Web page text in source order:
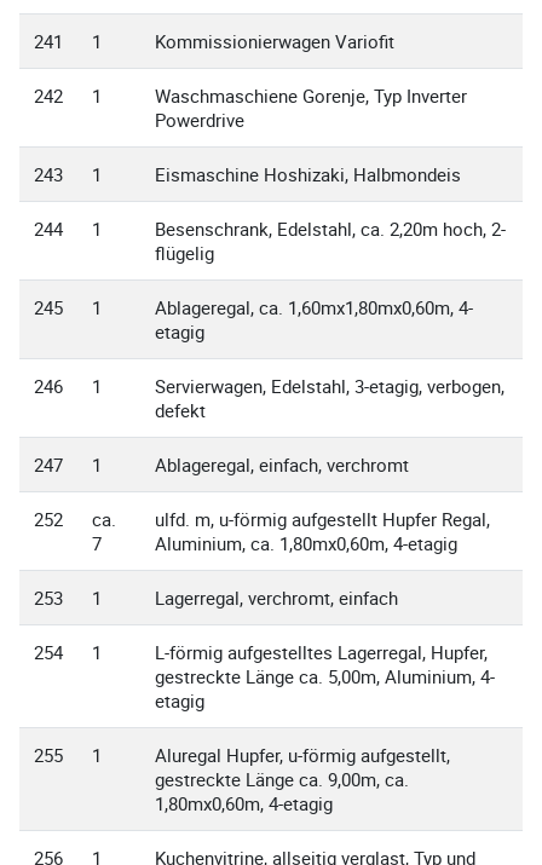
241 1 Kommissionierwagen Variofit
242 1
Waschmaschiene Gorenje, Typ Inverter
Powerdrive
243 1 Eismaschine Hoshizaki, Halbmondeis
244 1
Besenschrank, Edelstahl, ca. 2,20m hoch, 2-
flügelig
245 1
Ablageregal, ca. 1,60mx1,80mx0,60m, 4-
etagig
246 1
Servierwagen, Edelstahl, 3-etagig, verbogen,
defekt
247 1 Ablageregal, einfach, verchromt
252
ca.
7
ulfd. m, u-förmig aufgestellt Hupfer Regal,
Aluminium, ca. 1,80mx0,60m, 4-etagig
253 1 Lagerregal, verchromt, einfach
254 1
L-förmig aufgestelltes Lagerregal, Hupfer,
gestreckte Länge ca. 5,00m, Aluminium, 4-
etagig
255 1
Aluregal Hupfer, u-förmig aufgestellt,
gestreckte Länge ca. 9,00m, ca.
1,80mx0,60m, 4-etagig
256 1
Kuchenvitrine, allseitig verglast, Typ und